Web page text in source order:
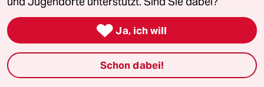
manchmal kommt nur noch Wut auf.
Da wird geschnitten, was das Zeug
hält, anderen die Vorfahrt
genommen, Familien mit kleinen
Kindern auf Rädern mit 40km/h
überholt oder E-Mails versunken auf
dem Smartphone gecheckt. Die
 Ja, ich will
Schon dabei!